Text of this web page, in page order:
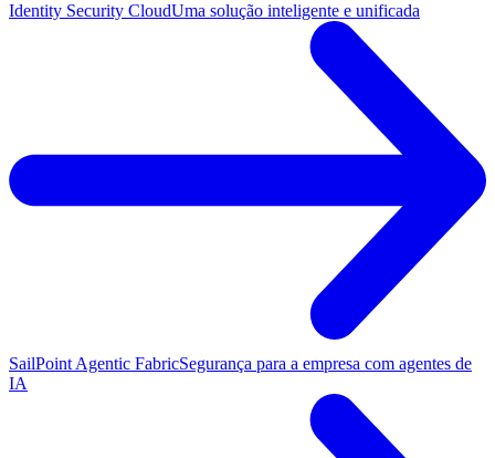
Identity Security CloudUma solução inteligente e unificada
SailPoint Agentic FabricSegurança para a empresa com agentes de
IA